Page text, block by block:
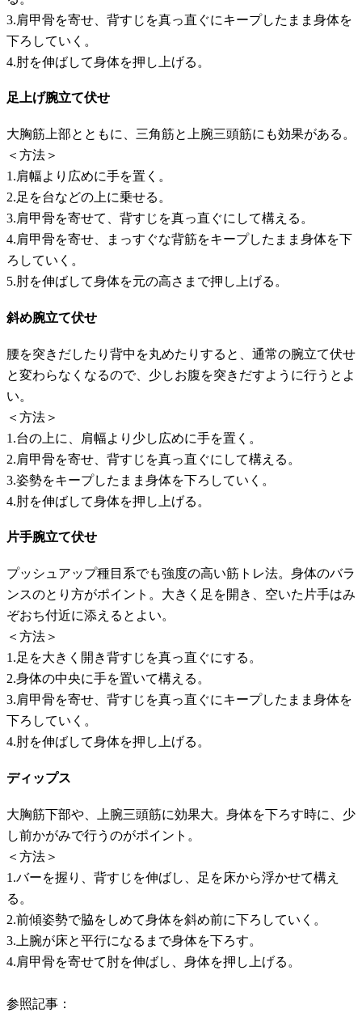
3.肩甲骨を寄せ、背すじを真っ直ぐにキープしたまま身体を
下ろしていく。
4.肘を伸ばして身体を押し上げる。
足上げ腕立て伏せ
大胸筋上部とともに、三角筋と上腕三頭筋にも効果がある。
＜方法＞
1.肩幅より広めに手を置く。
2.足を台などの上に乗せる。
3.肩甲骨を寄せて、背すじを真っ直ぐにして構える。
4.肩甲骨を寄せ、まっすぐな背筋をキープしたまま身体を下
ろしていく。
5.肘を伸ばして身体を元の高さまで押し上げる。
斜め腕立て伏せ
腰を突きだしたり背中を丸めたりすると、通常の腕立て伏せ
と変わらなくなるので、少しお腹を突きだすように行うとよ
い。
＜方法＞
1.台の上に、肩幅より少し広めに手を置く。
2.肩甲骨を寄せ、背すじを真っ直ぐにして構える。
3.姿勢をキープしたまま身体を下ろしていく。
4.肘を伸ばして身体を押し上げる。
片手腕立て伏せ
プッシュアップ種目系でも強度の高い筋トレ法。身体のバラ
ンスのとり方がポイント。大きく足を開き、空いた片手はみ
ぞおち付近に添えるとよい。
＜方法＞
1.足を大きく開き背すじを真っ直ぐにする。
2.身体の中央に手を置いて構える。
3.肩甲骨を寄せ、背すじを真っ直ぐにキープしたまま身体を
下ろしていく。
4.肘を伸ばして身体を押し上げる。
ディップス
大胸筋下部や、上腕三頭筋に効果大。身体を下ろす時に、少
し前かがみで行うのがポイント。
＜方法＞
1.バーを握り、背すじを伸ばし、足を床から浮かせて構え
る。
2.前傾姿勢で脇をしめて身体を斜め前に下ろしていく。
3.上腕が床と平行になるまで身体を下ろす。
4.肩甲骨を寄せて肘を伸ばし、身体を押し上げる。
参照記事：